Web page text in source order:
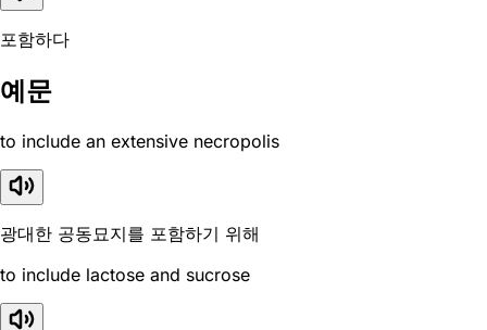
포함하다
예문
to include an extensive necropolis
광대한 공동묘지를 포함하기 위해
to include lactose and sucrose